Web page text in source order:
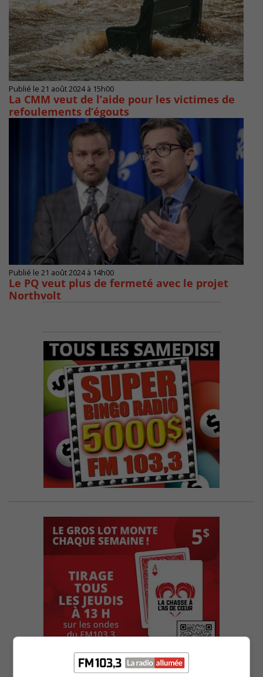
Publié le 21 août 2024 à 15h00
La CMM veut de l’aide pour les victimes de
refoulements d’égouts
Publié le 21 août 2024 à 14h00
Le PQ veut plus de fermeté avec le projet
Northvolt